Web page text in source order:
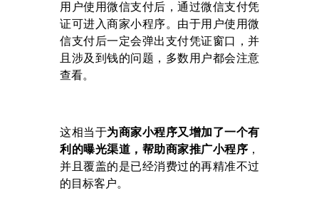
用户使用微信支付后，通过微信支付凭
证可进入商家小程序。由于用户使用微
信支付后一定会弹出支付凭证窗口，并
且涉及到钱的问题，多数用户都会注意
查看。
这相当于为商家小程序又增加了一个有
利的曝光渠道，帮助商家推广小程序 ，
并且覆盖的是已经消费过的再精准不过
的目标客户。